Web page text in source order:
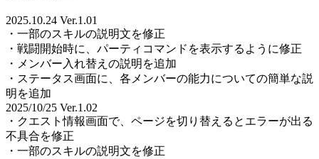
2025.10.24 Ver.1.01
・一部のスキルの説明文を修正
・戦闘開始時に、パーティコマンドを表示するように修正
・メンバー入れ替えの説明を追加
・ステータス画面に、各メンバーの能力についての簡単な説
明を追加
2025/10/25 Ver.1.02
・クエスト情報画面で、ページを切り替えるとエラーが出る
不具合を修正
・一部のスキルの説明文を修正